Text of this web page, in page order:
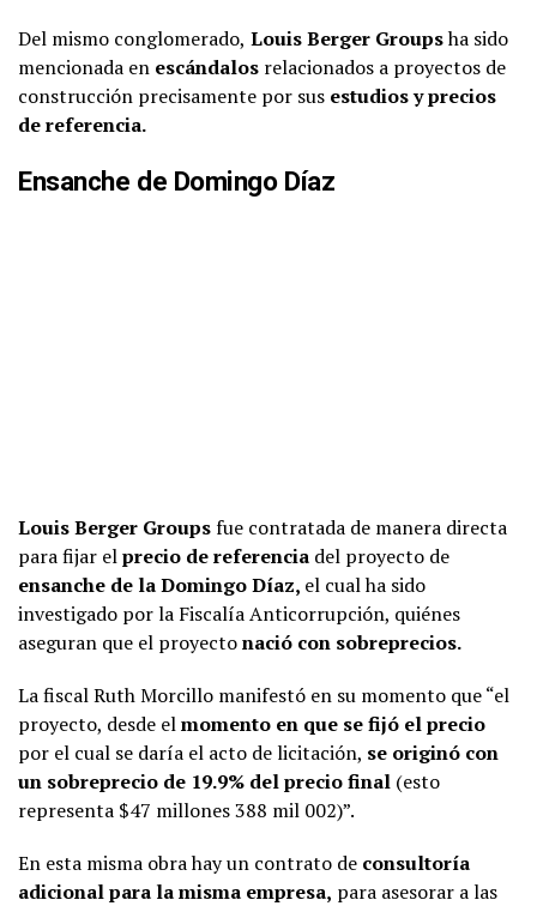
Del mismo conglomerado, Louis Berger Groupsha sido
mencionada en escándalos relacionados a proyectos de
construcción precisamente por sus estudios y precios
de referencia.
Ensanche de Domingo Díaz
Louis Berger Groupsfue contratada de manera directa
para fijar elprecio de referencia del proyecto de
ensanche de la Domingo Díaz, el cual ha sido
investigado por la Fiscalía Anticorrupción, quiénes
aseguran que el proyectonació con sobreprecios.
La fiscal Ruth Morcillo manifestó en su momento que “el
proyecto, desde elmomento en que se fijó el precio
por el cual se daría el acto de licitación, se originó con
un sobreprecio de 19.9% del precio final (esto
representa $47 millones 388 mil 002)”.
En esta misma obra hay un contrato de consultoría
adicional para la misma empresa, para asesorar a las